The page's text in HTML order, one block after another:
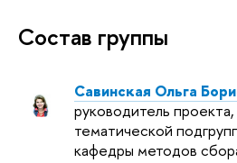
Состав группы
Савинская Ольга
руководитель
тематической
кафедры методов